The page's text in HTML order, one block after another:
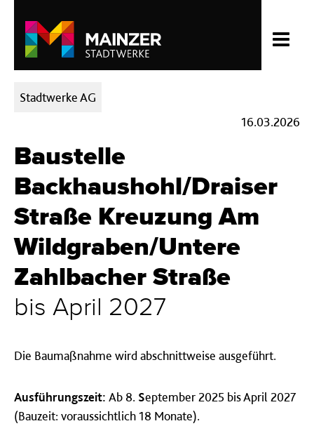
Kategorien:
Stadtwerke AG
16.03.2026
Baustelle
Backhaushohl/Draiser
Straße Kreuzung Am
Wildgraben/Untere
Zahlbacher Straße
bis April 2027
Die Baumaßnahme wird abschnittweise ausgeführt.
Ausführungszeit: Ab 8. September 2025 bis April 2027
(Bauzeit: voraussichtlich 18 Monate).